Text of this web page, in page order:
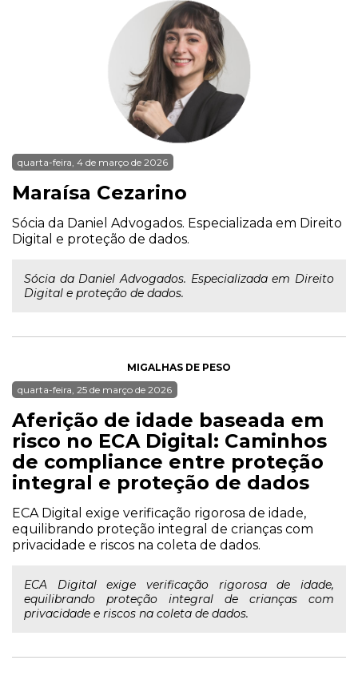
quarta-feira, 4 de março de 2026
Maraísa Cezarino
Sócia da Daniel Advogados. Especializada em Direito
Digital e proteção de dados.
Sócia da Daniel Advogados. Especializada em Direito
Digital e proteção de dados.
MIGALHAS DE PESO
quarta-feira, 25 de março de 2026
Aferição de idade baseada em
risco no ECA Digital: Caminhos
de compliance entre proteção
integral e proteção de dados
ECA Digital exige verificação rigorosa de idade,
equilibrando proteção integral de crianças com
privacidade e riscos na coleta de dados.
ECA Digital exige verificação rigorosa de idade,
equilibrando proteção integral de crianças com
privacidade e riscos na coleta de dados.